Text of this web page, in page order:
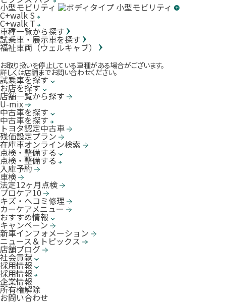
小型モビリティ
C+walk S
C+walk T
車種一覧から探す
試乗車・展示車を探す
福祉車両（ウェルキャブ）
お取り扱いを停止している車種がある場合がございます。
詳しくは店舗までお問い合わせください。
試乗車を探す
お店を探す
店舗一覧から探す
U-mix
中古車を探す
中古車を探す
トヨタ認定中古車
残価設定プラン
在庫車オンライン検索
点検・整備する
点検・整備する
入庫予約
車検
法定12ヶ月点検
プロケア10
キズ・ヘコミ修理
カーケアメニュー
おすすめ情報
キャンペーン
新車インフォメーション
ニュース＆トピックス
店舗ブログ
社会貢献
採用情報
採用情報
企業情報
所有権解除
お問い合わせ